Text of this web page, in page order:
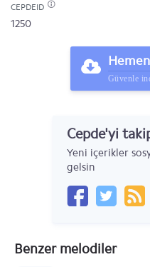
CEPDEID
1250
Güvenle
Cepde'yi
Yeni içerikler
gelsin
Benzer melodiler